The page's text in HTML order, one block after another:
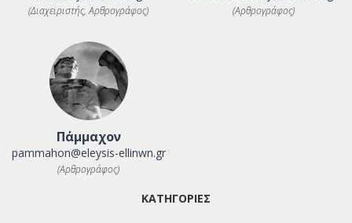
(Διαχειριστής, Αρθρογράφος) (Αρθρογράφος)
Πάμμαχον
pammahon@eleysis-ellinwn.gr
(Αρθρογράφος)
ΚΑΤΗΓΟΡΙΕΣ